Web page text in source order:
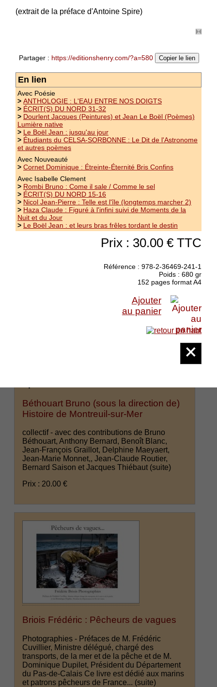
Association Mémoire et Patrimoine :
Larodde, 1914-1918
Cent Ans - Premier bulletin de l'association. Sur
les quelque 160 hommes de notre commune
qui y sont partis, 62 y ont laissé la vie :
disparus, morts au combat, décédés par suite
de maladie contractée en service. Les plus
chanceux sont revenus...
Prix : 8.00 €
Béthouart Bruno (sous la direction de)
Histoire de Montreuil-sur-Mer
collectif - avec des contributions de Bruno
Béthouart, Anthony Bernard, Benoît Blanc,
Jean-François Graillot, Delphine Maeyaert,
Jean-Marie Monnet,, Jean-Claude Routier,
Bernard Saison et Jacques Thiébaut (suite)
Prix : 20.00 €
Briois Frédéric : Pêcheurs de vagues
Photographies - Préfaces de M. Frédéric
Cuvillier, Ministre délégué, chargé des
transports, de la mer et de la pêche et de M.
Dominique Dupilet, Président du Département
du Pas-de-Calais Ce livre est dédié aux marins
et patrons pêcheurs de France... (suite)
(extrait de la préface d'Antoine Spire)
Partager : https://editionshenry.com/?a=580 Copier le lien
En lien
Avec Poésie
> ANTHOLOGIE : L'EAU ENTRE NOS DOIGTS
> ÉCRIT(S) DU NORD 31-32
> Dourlent Jacques (Peintures) et Jean Le Boël (Poèmes)
Lumière native
> Le Boël Jean : jusqu'au jour
> Étudiants du CELSA-SORBONNE : Le Dit de l'Astronome
et autres poèmes
Avec Nouveauté
> Cornet Dominique : Étreinte-Éternité Bris Confins
Avec Isabelle Clement
> Rombi Bruno : Come il sale / Comme le sel
> ÉCRIT(S) DU NORD 15-16
> Nicol Jean-Pierre : Telle est l'île (longtemps marcher 2)
> Haza Claude : Figuré à l'infini suivi de Moments de la
Nuit et du Jour
> Le Boël Jean : et leurs bras frêles tordant le destin
Prix : 30.00 € TTC
Référence : 978-2-36469-241-1
Poids : 680 gr
152 pages format A4
Ajouter
au panier